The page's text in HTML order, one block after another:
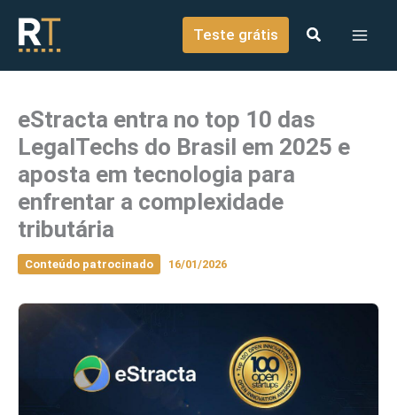
conteúdo
Teste grátis
eStracta entra no top 10 das
LegalTechs do Brasil em 2025 e
aposta em tecnologia para
enfrentar a complexidade
tributária
Conteúdo patrocinado 16/01/2026